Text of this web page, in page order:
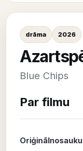
drāma 2026
Blue Chips
Par filmu